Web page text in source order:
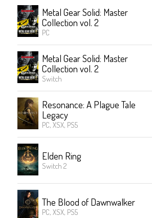
Metal Gear Solid: Master
Collection vol. 2
PC
Metal Gear Solid: Master
Collection vol. 2
Switch
Resonance: A Plague Tale
Legacy
PC, XSX, PS5
Elden Ring
Switch 2
The Blood of Dawnwalker
PC, XSX, PS5